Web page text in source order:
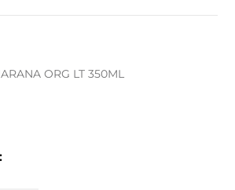
ORG LT 350ML